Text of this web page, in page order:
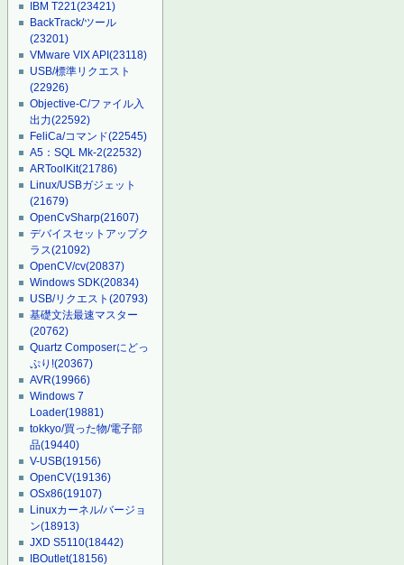
IBM T221(23421)
BackTrack/ツール
(23201)
VMware VIX API(23118)
USB/標準リクエスト
(22926)
Objective-C/ファイル入
出力(22592)
FeliCa/コマンド(22545)
A5：SQL Mk-2(22532)
ARToolKit(21786)
Linux/USBガジェット
(21679)
OpenCvSharp(21607)
デバイスセットアップク
ラス(21092)
OpenCV/cv(20837)
Windows SDK(20834)
USB/リクエスト(20793)
基礎文法最速マスター
(20762)
Quartz Composerにどっ
ぷり!(20367)
AVR(19966)
Windows 7
Loader(19881)
tokkyo/買った物/電子部
品(19440)
V-USB(19156)
OpenCV(19136)
OSx86(19107)
Linuxカーネル/バージョ
ン(18913)
JXD S5110(18442)
IBOutlet(18156)